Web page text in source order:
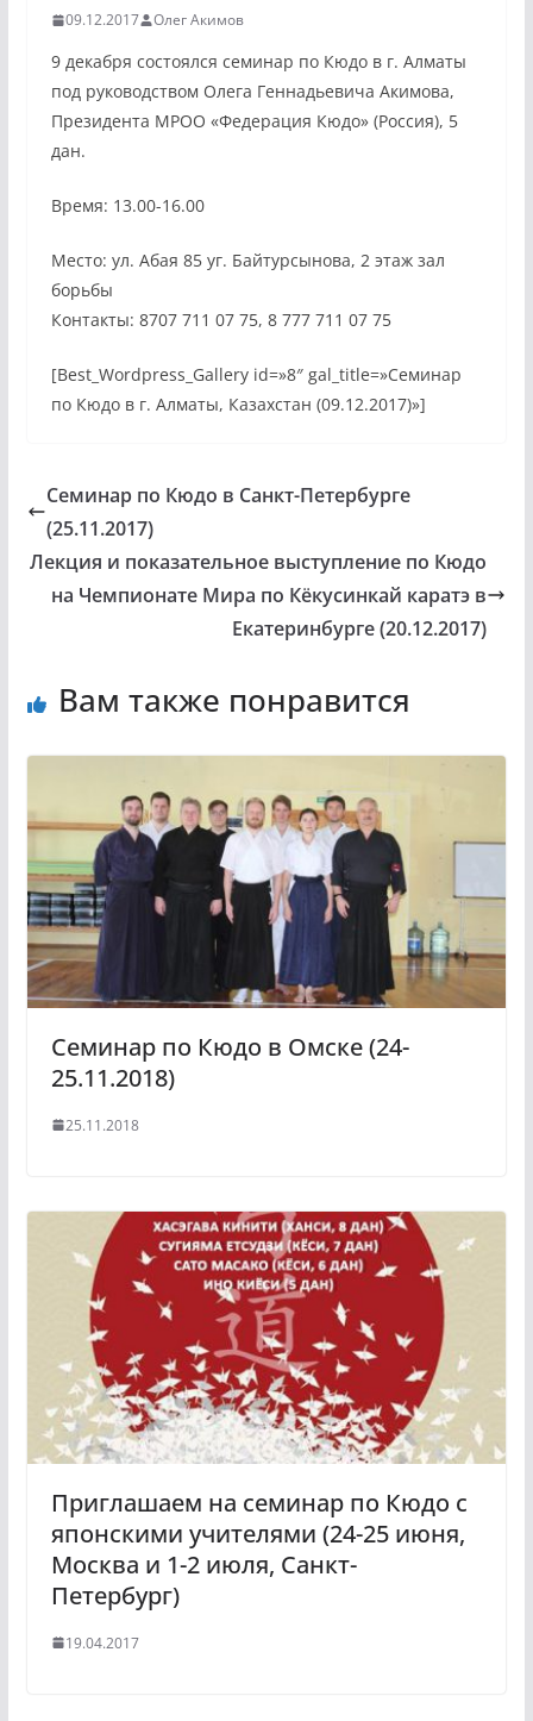
09.12.2017 Олег Акимов
9 декабря состоялся семинар по Кюдо в г. Алматы
под руководством Олега Геннадьевича Акимова,
Президента МРОО «Федерация Кюдо» (Россия), 5
дан.
Время: 13.00-16.00
Место: ул. Абая 85 уг. Байтурсынова, 2 этаж зал
борьбы
Контакты: 8707 711 07 75, 8 777 711 07 75
[Best_Wordpress_Gallery id=»8″ gal_title=»Семинар
по Кюдо в г. Алматы, Казахстан (09.12.2017)»]
Семинар по Кюдо в Санкт-Петербурге
(25.11.2017)
Лекция и показательное выступление по Кюдо
на Чемпионате Мира по Кёкусинкай каратэ в
Екатеринбурге (20.12.2017)
Вам также понравится
Семинар по Кюдо в Омске (24-
25.11.2018)
25.11.2018
Приглашаем на семинар по Кюдо с
японскими учителями (24-25 июня,
Москва и 1-2 июля, Санкт-
Петербург)
19.04.2017